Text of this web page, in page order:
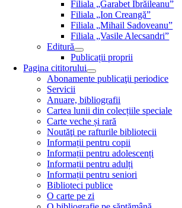
Filiala „Garabet Ibrăileanu”
Filiala „Ion Creangă”
Filiala „Mihail Sadoveanu”
Filiala „Vasile Alecsandri”
Editură
Publicații proprii
Pagina cititorului
Abonamente publicaţii periodice
Servicii
Anuare, bibliografii
Cartea lunii din colecțiile speciale
Carte veche și rară
Noutăţi pe rafturile bibliotecii
Informații pentru copii
Informații pentru adolescenți
Informații pentru adulți
Informații pentru seniori
Biblioteci publice
O carte pe zi